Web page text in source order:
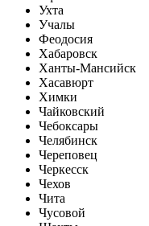
Ухта
Учалы
Феодосия
Хабаровск
Ханты-Мансийск
Хасавюрт
Химки
Чайковский
Чебоксары
Челябинск
Череповец
Черкесск
Чехов
Чита
Чусовой